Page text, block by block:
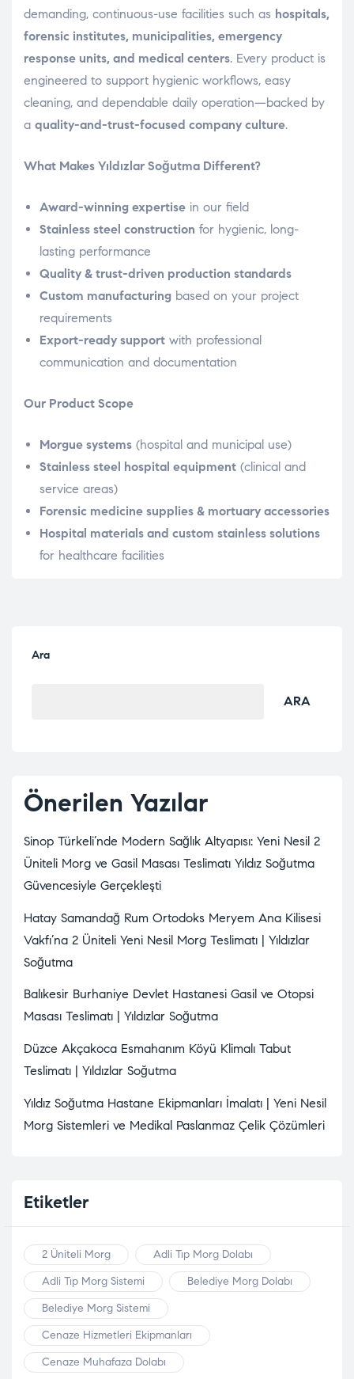
demanding, continuous-use facilities such as hospitals,
forensic institutes, municipalities, emergency
response units, and medical centers. Every product is
engineered to support hygienic workflows, easy
cleaning, and dependable daily operation—backed by
a quality-and-trust-focused company culture.
What Makes Yıldızlar Soğutma Different?
Award-winning expertise in our field
Stainless steel construction for hygienic, long-
lasting performance
Quality & trust-driven production standards
Custom manufacturing based on your project
requirements
Export-ready support with professional
communication and documentation
Our Product Scope
Morgue systems (hospital and municipal use)
Stainless steel hospital equipment (clinical and
service areas)
Forensic medicine supplies & mortuary accessories
Hospital materials and custom stainless solutions
for healthcare facilities
Ara
ARA
Önerilen Yazılar
Sinop Türkeli’nde Modern Sağlık Altyapısı: Yeni Nesil 2
Üniteli Morg ve Gasil Masası Teslimatı Yıldız Soğutma
Güvencesiyle Gerçekleşti
Hatay Samandağ Rum Ortodoks Meryem Ana Kilisesi
Vakfı’na 2 Üniteli Yeni Nesil Morg Teslimatı | Yıldızlar
Soğutma
Balıkesir Burhaniye Devlet Hastanesi Gasil ve Otopsi
Masası Teslimatı | Yıldızlar Soğutma
Düzce Akçakoca Esmahanım Köyü Klimalı Tabut
Teslimatı | Yıldızlar Soğutma
Yıldız Soğutma Hastane Ekipmanları İmalatı | Yeni Nesil
Morg Sistemleri ve Medikal Paslanmaz Çelik Çözümleri
Etiketler
2 Üniteli Morg
Adli Tıp Morg Dolabı
Adli Tıp Morg Sistemi
Belediye Morg Dolabı
Belediye Morg Sistemi
Cenaze Hizmetleri Ekipmanları
Cenaze Muhafaza Dolabı